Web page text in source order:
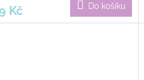
Kč Do košíku